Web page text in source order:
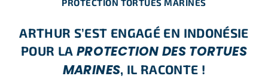
PROTECTION TORTUES MARINES
ARTHUR S’EST ENGAGÉ EN INDONÉSIE
POUR LA PROTECTION DES TORTUES
MARINES, IL RACONTE !